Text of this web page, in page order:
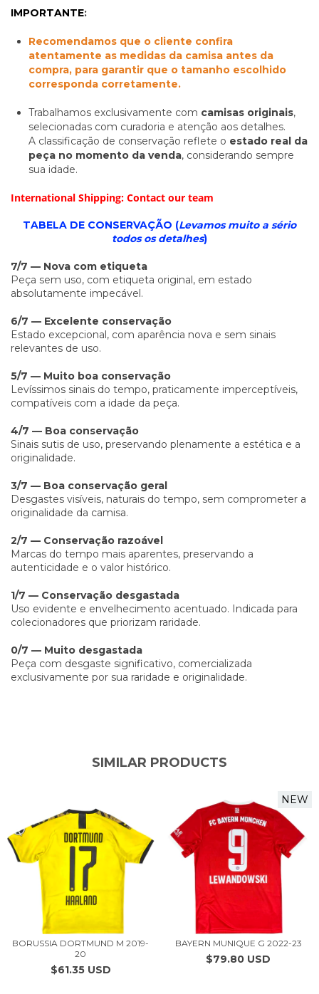
IMPORTANTE:
Recomendamos que o cliente confira
atentamente as medidas da camisa antes da
compra, para garantir que o tamanho escolhido
corresponda corretamente.
Trabalhamos exclusivamente com camisas originais,
selecionadas com curadoria e atenção aos detalhes.
A classificação de conservação reflete o estado real da
peça no momento da venda, considerando sempre
sua idade.
International Shipping: Contact our team
TABELA DE CONSERVAÇÃO (Levamos muito a sério
todos os detalhes)
7/7 — Nova com etiqueta
Peça sem uso, com etiqueta original, em estado
absolutamente impecável.
6/7 — Excelente conservação
Estado excepcional, com aparência nova e sem sinais
relevantes de uso.
5/7 — Muito boa conservação
Levíssimos sinais do tempo, praticamente imperceptíveis,
compatíveis com a idade da peça.
4/7 — Boa conservação
Sinais sutis de uso, preservando plenamente a estética e a
originalidade.
3/7 — Boa conservação geral
Desgastes visíveis, naturais do tempo, sem comprometer a
originalidade da camisa.
2/7 — Conservação razoável
Marcas do tempo mais aparentes, preservando a
autenticidade e o valor histórico.
1/7 — Conservação desgastada
Uso evidente e envelhecimento acentuado. Indicada para
colecionadores que priorizam raridade.
0/7 — Muito desgastada
Peça com desgaste significativo, comercializada
exclusivamente por sua raridade e originalidade.
SIMILAR PRODUCTS
BORUSSIA DORTMUND M 2019-
20
$61.35 USD
NEW
BAYERN MUNIQUE G 2022-23
$79.80 USD